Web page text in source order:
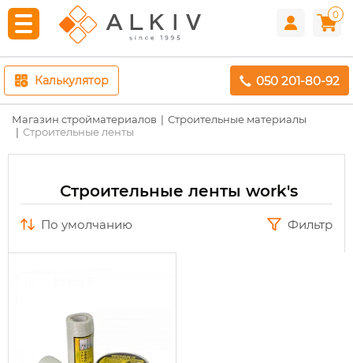
0
Калькулятор 050 201-80-92
Магазин стройматериалов
Строительные материалы
Строительные ленты
Строительные ленты work's
по умолчанию Фильтр